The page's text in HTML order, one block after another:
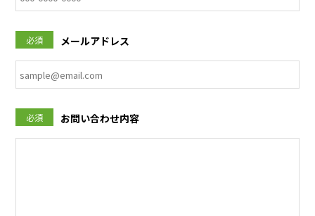
必須 メールアドレス
必須 お問い合わせ内容